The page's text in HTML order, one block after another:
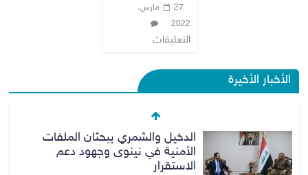
27 مارس،
2022
التعليقات
الأخبار الأخيرة
الدخيل والشمري يبحثان الملفات
الأمنية في نينوى وجهود دعم
الاستقرار